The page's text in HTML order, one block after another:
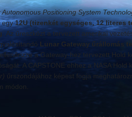
Autonomous Positioning System
egy12U (tizenkét egységes, 12 literes
. Az űreszközt a tervezett amerikai
Lunar Gateway űrállomás
a Gateway-hez tervezett Hold
A CAPSTONE ehhez a NASA
űrszondájához képest fogja
módon.